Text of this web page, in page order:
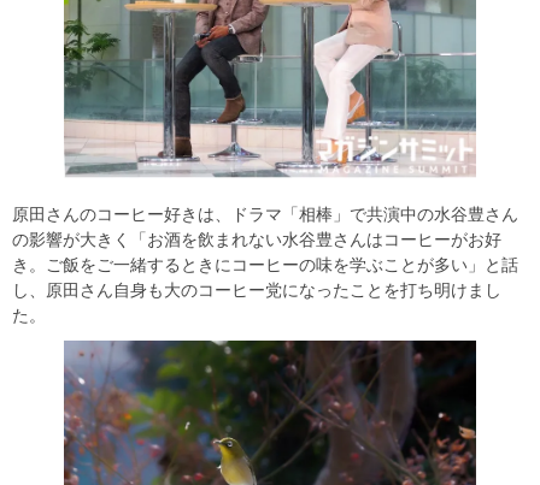
原田さんのコーヒー好きは、ドラマ「相棒」で共演中の水谷豊さん
の影響が大きく「お酒を飲まれない水谷豊さんはコーヒーがお好
き。ご飯をご一緒するときにコーヒーの味を学ぶことが多い」と話
し、原田さん自身も大のコーヒー党になったことを打ち明けまし
た。